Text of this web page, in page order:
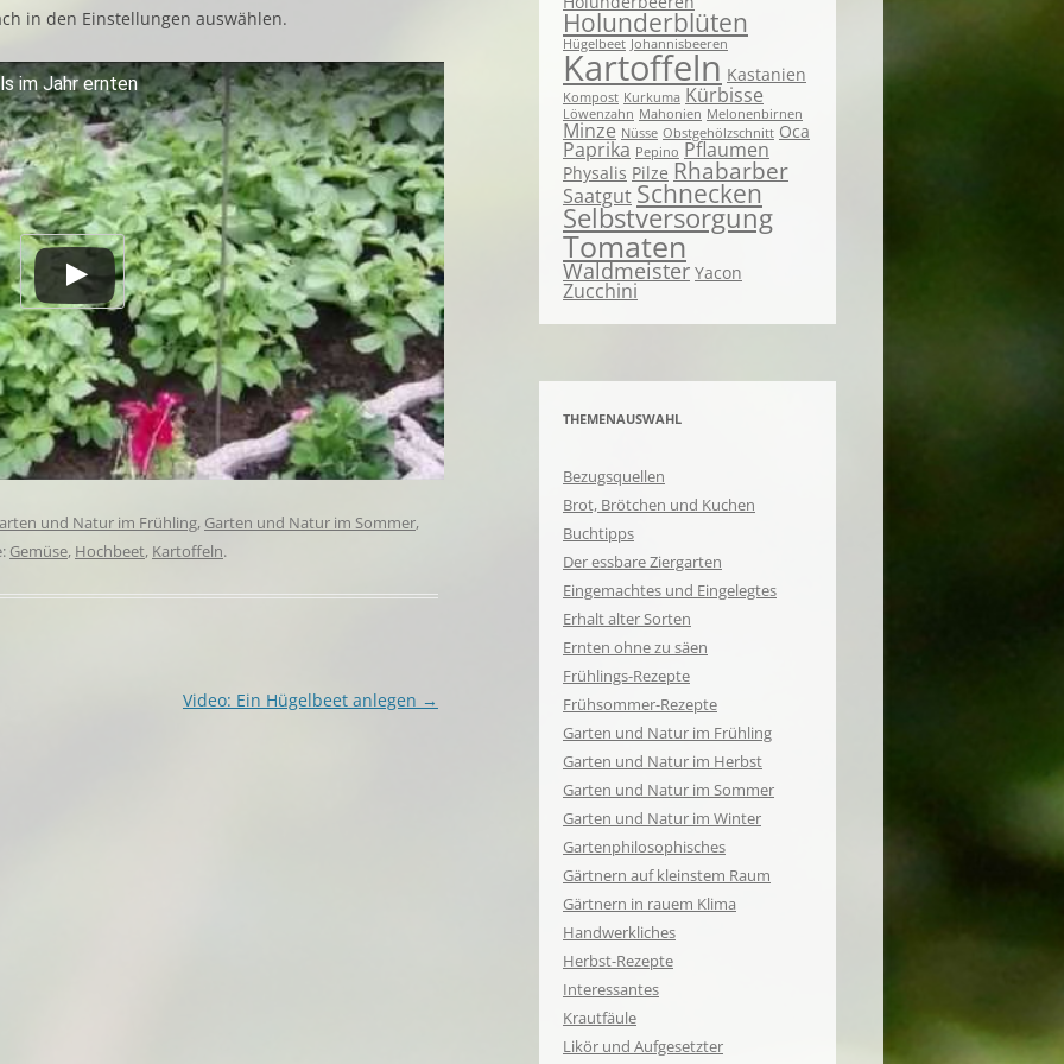
in den Einstellungen auswählen.
im Jahr ernten
und Natur im Frühling, Garten und Natur im Sommer,
Gemüse, Hochbeet, Kartoffeln.
Video: Ein Hügelbeet anlegen →
Holunderblüten
Hügelbeet Johannisbeeren
Kartoffeln Kastanien
Kompost Kurkuma Kürbisse
Löwenzahn Mahonien Melonenbirnen
Minze Nüsse Obstgehölzschnitt Oca
Paprika Pepino Pflaumen
Physalis Pilze Rhabarber
Saatgut Schnecken
Selbstversorgung
Tomaten
Waldmeister Yacon
Zucchini
THEMENAUSWAHL
Bezugsquellen
Brot, Brötchen und Kuchen
Buchtipps
Der essbare Ziergarten
Eingemachtes und Eingelegtes
Erhalt alter Sorten
Ernten ohne zu säen
Frühlings-Rezepte
Frühsommer-Rezepte
Garten und Natur im Frühling
Garten und Natur im Herbst
Garten und Natur im Sommer
Garten und Natur im Winter
Gartenphilosophisches
Gärtnern auf kleinstem Raum
Gärtnern in rauem Klima
Handwerkliches
Herbst-Rezepte
Interessantes
Krautfäule
Likör und Aufgesetzter